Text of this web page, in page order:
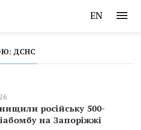
EN
ДСНС
російську 500-
на Запоріжжі